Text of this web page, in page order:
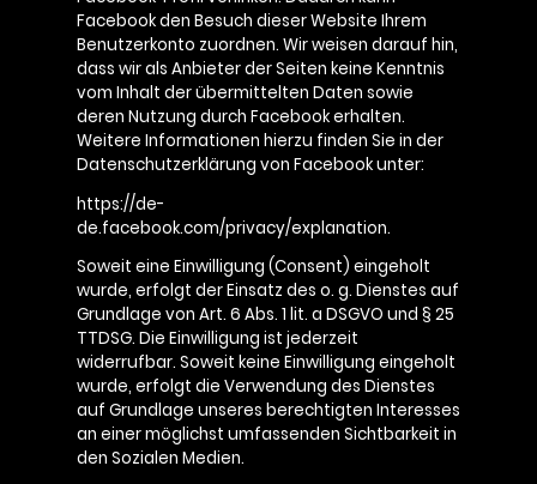
Facebook den Besuch dieser Website Ihrem
Benutzerkonto zuordnen. Wir weisen darauf hin,
dass wir als Anbieter der Seiten keine Kenntnis
vom Inhalt der übermittelten Daten sowie
deren Nutzung durch Facebook erhalten.
Weitere Informationen hierzu finden Sie in der
Datenschutzerklärung von Facebook unter:
https://de-
de.facebook.com/privacy/explanation.
Soweit eine Einwilligung (Consent) eingeholt
wurde, erfolgt der Einsatz des o. g. Dienstes auf
Grundlage von Art. 6 Abs. 1 lit. a DSGVO und § 25
TTDSG. Die Einwilligung ist jederzeit
widerrufbar. Soweit keine Einwilligung eingeholt
wurde, erfolgt die Verwendung des Dienstes
auf Grundlage unseres berechtigten Interesses
an einer möglichst umfassenden Sichtbarkeit in
den Sozialen Medien.